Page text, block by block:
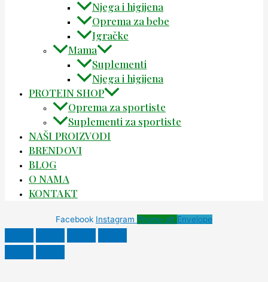
Njega i higijena
Oprema za bebe
Igračke
Mama
Suplementi
Njega i higijena
PROTEIN SHOP
Oprema za sportiste
Suplementi za sportiste
NAŠI PROIZVODI
BRENDOVI
BLOG
O NAMA
KONTAKT
Facebook Instagram Phone-alt Envelope